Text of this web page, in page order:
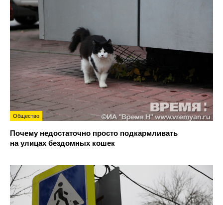
Общество
Почему недостаточно просто подкармливать
на улицах бездомных кошек